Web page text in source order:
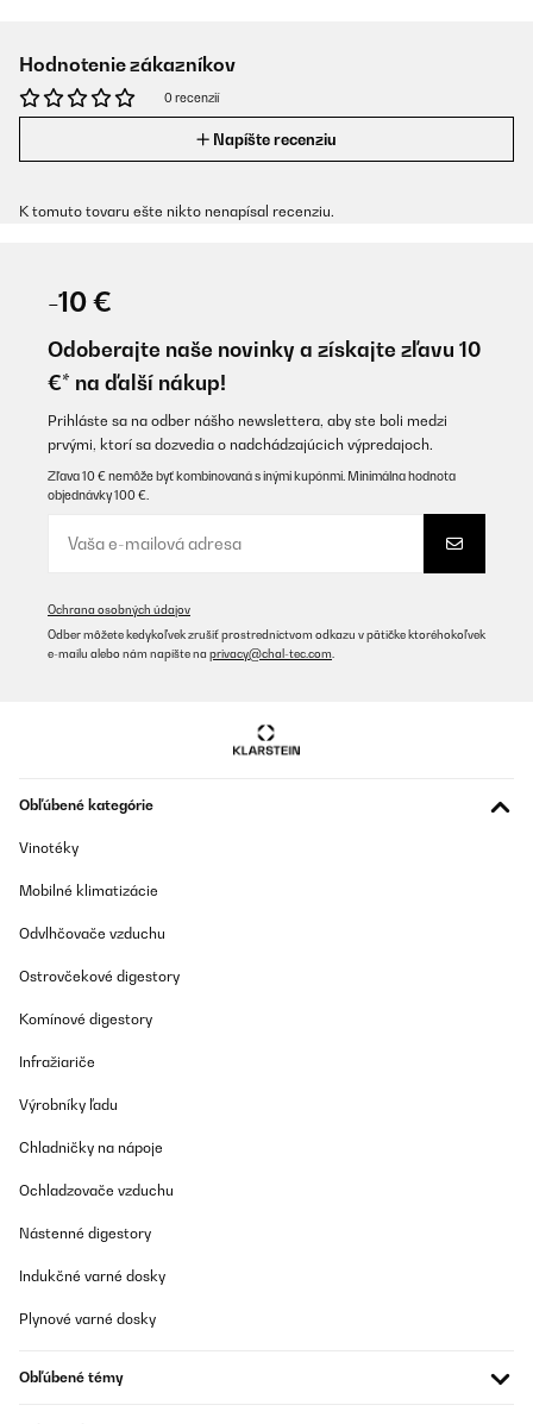
Hodnotenie zákazníkov
0 recenzií
Napíšte recenziu
K tomuto tovaru ešte nikto nenapísal recenziu.
-10 €
Odoberajte naše novinky a získajte zľavu 10
€* na ďalší nákup!
Prihláste sa na odber nášho newslettera, aby ste boli medzi
prvými, ktorí sa dozvedia o nadchádzajúcich výpredajoch.
Zľava 10 € nemôže byť kombinovaná s inými kupónmi. Minimálna hodnota
objednávky 100 €.
Ochrana osobných údajov
Odber môžete kedykoľvek zrušiť prostredníctvom odkazu v pätičke ktoréhokoľvek
e-mailu alebo nám napíšte na privacy@chal-tec.com
Obľúbené kategórie
Vinotéky
Mobilné klimatizácie
Odvlhčovače vzduchu
Ostrovčekové digestory
Komínové digestory
Infražiariče
Výrobníky ľadu
Chladničky na nápoje
Ochladzovače vzduchu
Nástenné digestory
Indukčné varné dosky
Plynové varné dosky
Obľúbené témy